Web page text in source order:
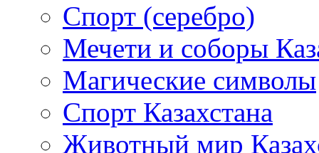
Спорт (серебро)
Мечети и соборы
Магические символы
Спорт Казахстана
Животный мир